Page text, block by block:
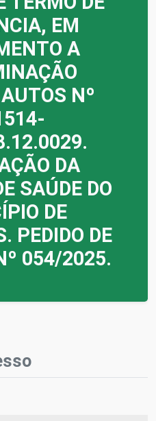
EM
A
Nº
DA
SAÚDE DO
DE
PEDIDO DE
054/2025.